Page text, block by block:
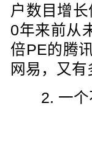
户数目增
0年来前从
倍PE的腾
网易，又有
2. 一个